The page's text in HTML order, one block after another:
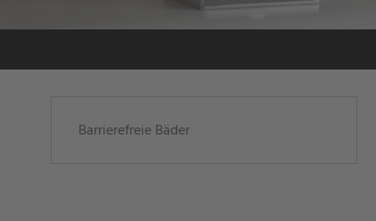
Navigation
überspringen
Barrierefreie Bäder